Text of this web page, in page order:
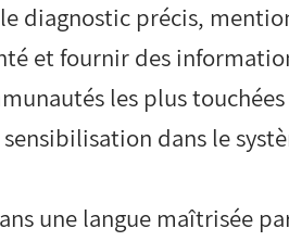
diagnostic précis,
et fournir des
les plus
dans le
une langue maîtrisée